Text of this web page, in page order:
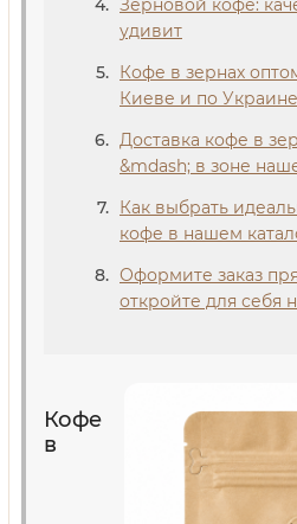
Зерновой кофе:
удивит
Кофе в зернах
Киеве и по
Доставка кофе в
&mdash; в зоне
Как выбрать
кофе в нашем
Оформите заказ
откройте для себя
Кофе
в